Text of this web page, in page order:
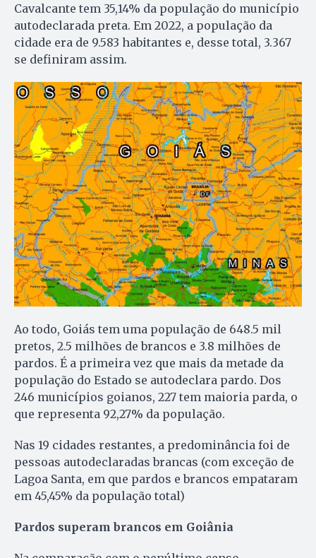
Cavalcante tem 35,14% da população do município
autodeclarada preta. Em 2022, a população da
cidade era de 9.583 habitantes e, desse total, 3.367
se definiram assim.
Ao todo, Goiás tem uma população de 648.5 mil
pretos, 2.5 milhões de brancos e 3.8 milhões de
pardos. É a primeira vez que mais da metade da
população do Estado se autodeclara pardo. Dos
246 municípios goianos, 227 tem maioria parda, o
que representa 92,27% da população.
Nas 19 cidades restantes, a predominância foi de
pessoas autodeclaradas brancas (com exceção de
Lagoa Santa, em que pardos e brancos empataram
em 45,45% da população total)
Pardos superam brancos em Goiânia